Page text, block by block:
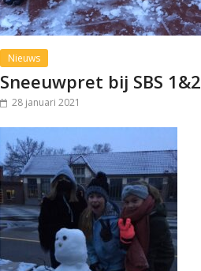
Nieuws
Sneeuwpret bij SBS 1&2
28 januari 2021